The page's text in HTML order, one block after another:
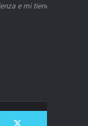
e mi tiene